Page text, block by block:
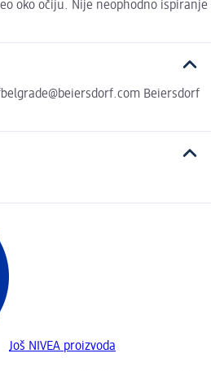
oko očiju. Nije neophodno ispiranje
Beiersdorf
Još NIVEA proizvoda